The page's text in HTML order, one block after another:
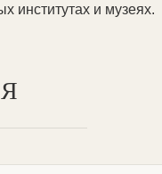
институтах и музеях.